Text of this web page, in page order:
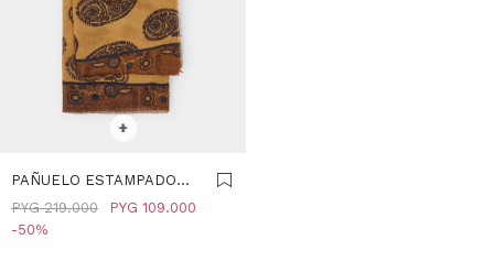
SELECCIONAR TALLE
+
PAÑUELO ESTAMPADO
MEZCLA DE LANA -
AMARILLO
PYG 109.000
PYG 219.000
50